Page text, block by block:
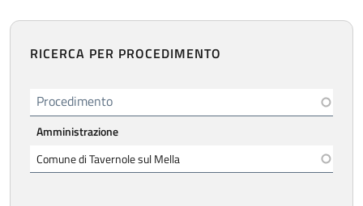
RICERCA PER PROCEDIMENTO
Procedimento
Amministrazione